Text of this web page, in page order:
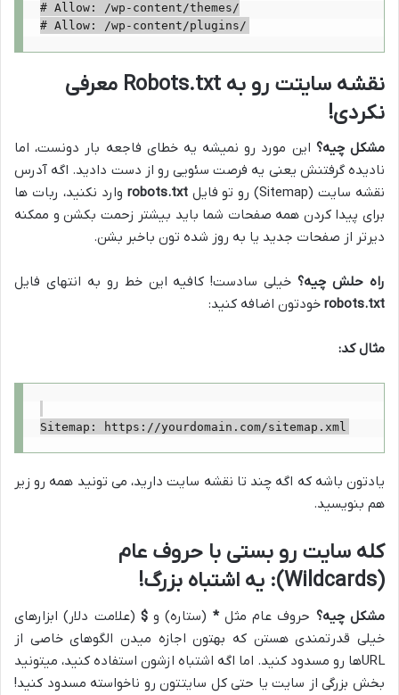
# Allow: /wp-content/themes/
نقشه سایتت رو به Robots.txt معرفی
نکردی!
مشکل چیه؟ این مورد رو نمیشه یه خطای فاجعه بار دونست، اما
نادیده گرفتنش یعنی یه فرصت سئویی رو از دست دادید. اگه آدرس
نقشه سایت (Sitemap) رو تو فایل
robots.txt وارد نکنید، ربات ها
برای پیدا کردن همه صفحات شما باید بیشتر زحمت بکشن و ممکنه
دیرتر از صفحات جدید یا به روز شده تون باخبر بشن.
راه حلش چیه؟خیلی سادست! کافیه این خط رو به انتهای فایل
robots.txt خودتون اضافه کنید:
مثال کد:
یادتون باشه که اگه چند تا نقشه سایت دارید، می تونید همه رو زیر
هم بنویسید.
کله سایت رو بستی با حروف عام
(Wildcards): یه اشتباه بزرگ!
مشکل چیه؟ حروف عام مثل* (ستاره) و$ (علامت دلار) ابزارهای
خیلی قدرتمندی هستن که بهتون اجازه میدن الگوهای خاصی از
URLها رو مسدود کنید. اما اگه اشتباه ازشون استفاده کنید، میتونید
بخش بزرگی از سایت یا حتی کل سایتتون رو ناخواسته مسدود کنید!